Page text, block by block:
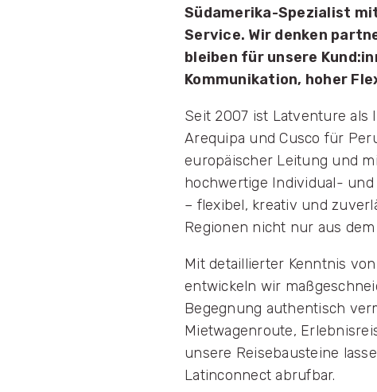
Südamerika-Spezialist
Service. Wir denken
bleiben für unsere
Kommunikation, hoher
Seit 2007 ist Latventure
Arequipa und Cusco für
europäischer Leitung und
hochwertige Individual-
– flexibel, kreativ und
Regionen nicht nur aus
Mit detaillierter Kenntnis
entwickeln wir
Begegnung authentisch
Mietwagenroute,
unsere Reisebausteine
Latinconnect abrufbar.